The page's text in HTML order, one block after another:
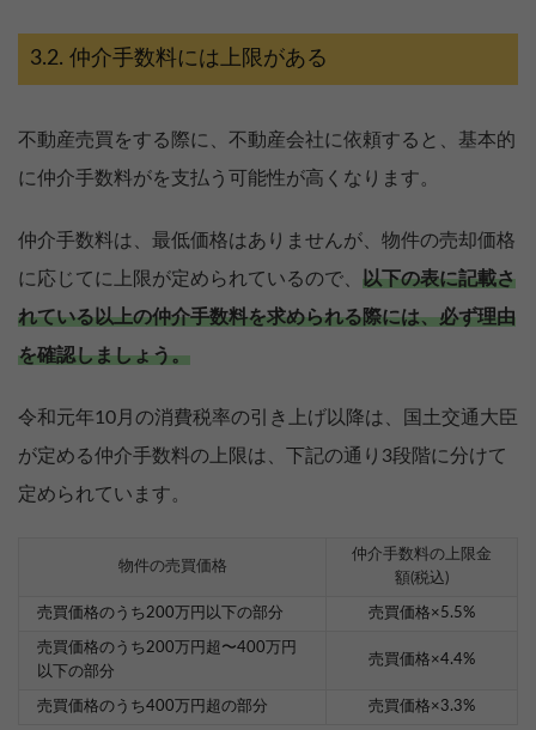
仲介手数料には上限がある
不動産売買をする際に、不動産会社に依頼すると、基本的
に仲介手数料がを支払う可能性が高くなります。
仲介手数料は、最低価格はありませんが、物件の売却価格
に応じてに上限が定められているので、 以下の表に記載さ
れている以上の仲介手数料を求められる際には、必ず理由
を確認しましょう。
令和元年10月の消費税率の引き上げ以降は、国土交通大臣
が定める仲介手数料の上限は、下記の通り3段階に分けて
定められています。
物件の売買価格
仲介手数料の上限金
額(税込)
売買価格のうち200万円以下の部分 売買価格×5.5%
売買価格のうち200万円超〜400万円
以下の部分
売買価格×4.4%
売買価格のうち400万円超の部分 売買価格×3.3%